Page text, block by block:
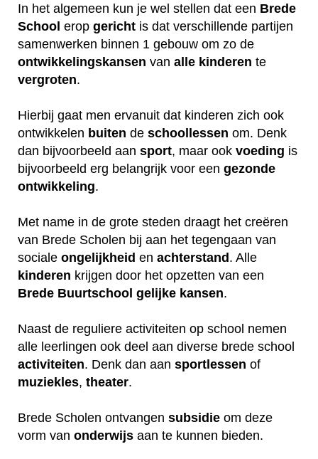
In het algemeen kun je wel stellen dat een Brede
School erop gericht is dat verschillende partijen
samenwerken binnen 1 gebouw om zo de
ontwikkelingskansen van alle kinderen te
vergroten.
Hierbij gaat men ervanuit dat kinderen zich ook
ontwikkelen buiten de schoollessen om. Denk
dan bijvoorbeeld aan sport, maar ook voeding is
bijvoorbeeld erg belangrijk voor een gezonde
ontwikkeling.
Met name in de grote steden draagt het creëren
van Brede Scholen bij aan het tegengaan van
sociale ongelijkheid en achterstand. Alle
kinderen krijgen door het opzetten van een
Brede Buurtschool gelijke kansen.
Naast de reguliere activiteiten op school nemen
alle leerlingen ook deel aan diverse brede school
activiteiten. Denk dan aan sportlessen of
muziekles, theater.
Brede Scholen ontvangen subsidie om deze
vorm van onderwijs aan te kunnen bieden.